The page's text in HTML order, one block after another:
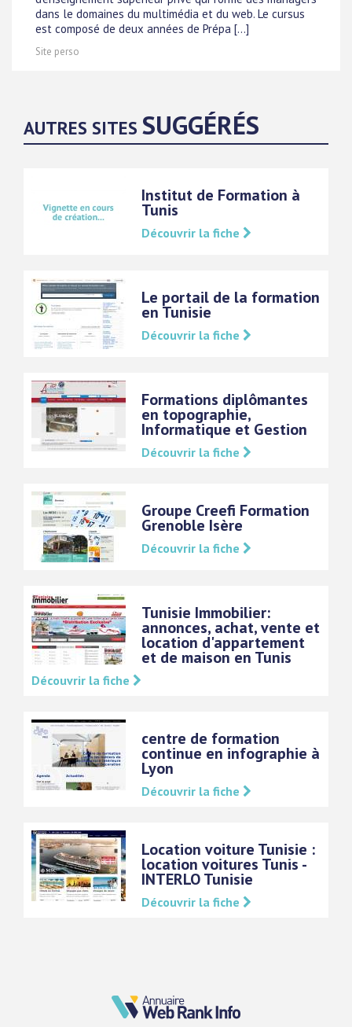
dans le domaines du multimédia et du web. Le cursus
est composé de deux années de Prépa [...]
Site perso
AUTRES SITES SUGGÉRÉS
Institut de Formation à
Tunis
Découvrir la fiche
Le portail de la formation
en Tunisie
Découvrir la fiche
Formations diplômantes
en topographie,
Informatique et Gestion
Découvrir la fiche
Groupe Creefi Formation
Grenoble Isère
Découvrir la fiche
Tunisie Immobilier:
annonces, achat, vente et
location d'appartement
et de maison en Tunis
Découvrir la fiche
centre de formation
continue en infographie à
Lyon
Découvrir la fiche
Location voiture Tunisie :
location voitures Tunis -
INTERLO Tunisie
Découvrir la fiche